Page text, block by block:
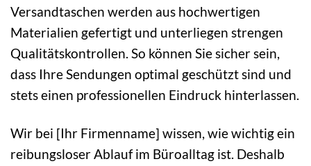
Versandtaschen werden aus hochwertigen
Materialien gefertigt und unterliegen strengen
Qualitätskontrollen. So können Sie sicher sein,
dass Ihre Sendungen optimal geschützt sind und
stets einen professionellen Eindruck hinterlassen.
Wir bei [Ihr Firmenname] wissen, wie wichtig ein
reibungsloser Ablauf im Büroalltag ist. Deshalb